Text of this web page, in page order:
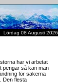
Lördag 08 Augusti 2026
har vi arbetat
pengar så kan man
för sakerna
Den flesta